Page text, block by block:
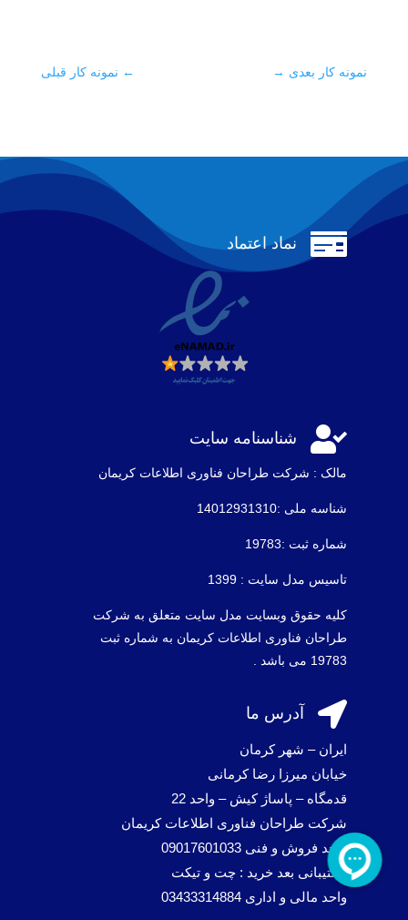
← نمونه کار قبلی نمونه کار بعدی →
 نماد اعتماد
 شناسنامه سایت
مالک : شرکت طراحان فناوری اطلاعات كريمان
شناسه ملی :14012931310
شماره ثبت :19783
تاسیس مدل سایت : 1399
کلیه حقوق وبسایت مدل سایت متعلق به شرکت
طراحان فناوری اطلاعات کریمان به شماره ثبت
19783 می باشد .
 آدرس ما
ایران – شهر کرمان
خیابان میرزا رضا کرمانی
قدمگاه – پاساژ کیش – واحد 22
شرکت طراحان فناوری اطلاعات کریمان
واحد فروش و فنی 09017601033
پشتیبانی بعد خرید : چت و تیکت
واحد مالی و اداری 03433314884